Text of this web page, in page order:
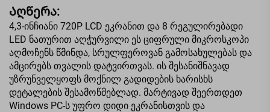
Აღწერა:
4,3-ინჩიანი 720P LCD ეკრანით და 8 რეგულირებადი
LED ნათურით აღჭურვილი ეს ციფრული მიკროსკოპი
აღმოჩენს წმინდა, სრულფეროვან გამოსახულებას და
ამცირებს თვალის დატვირთვას. ის შესანიშნავად
უზრუნველყოფს მოქნილ გადიდების ხარისხს
დეტალების შესამოწმებლად. მარტივად შეერთდეთ
Windows PC-ს უფრო დიდი ეკრანისთვის და